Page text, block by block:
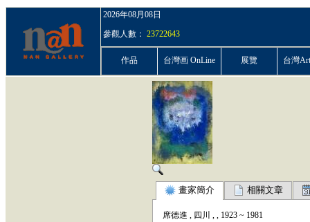
2026年08月08日
參觀人數： 23722643
作品 台灣画 OnLine 展覽 台灣
畫家簡介 相關文章
席德進 , 四川 , , 1923 ~ 1981